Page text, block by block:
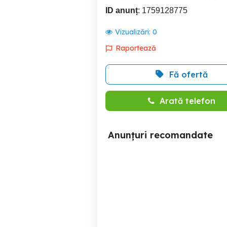
ID anunț: 1759128775
Vizualizări: 0
Raportează
Fă ofertă
Arată telefon
Anunțuri recomandate